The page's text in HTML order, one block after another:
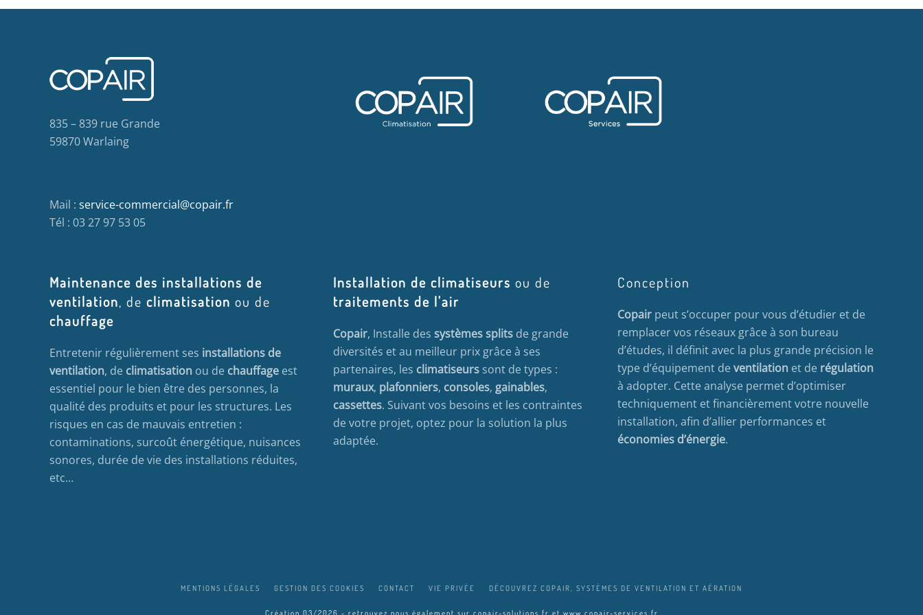
835 – 839 rue Grande
59870 Warlaing
Mail : service-commercial@copair.fr
Tél : 03 27 97 53 05
Maintenance des installations de
ventilation, de climatisation ou de
chauffage
Entretenir régulièrement ses installations de
ventilation, de climatisation ou de chauffage est
essentiel pour le bien être des personnes, la
qualité des produits et pour les structures. Les
risques en cas de mauvais entretien :
contaminations, surcoût énergétique, nuisances
sonores, durée de vie des installations réduites,
etc…
Installation de climatiseurs ou de
traitements de l'air
Copair, Installe des systèmes splits de grande
diversités et au meilleur prix grâce à ses
partenaires, les climatiseurs sont de types :
muraux, plafonniers, consoles, gainables,
cassettes. Suivant vos besoins et les contraintes
de votre projet, optez pour la solution la plus
adaptée.
Conception
Copairpeut s’occuper pour vous d’étudier et de
remplacer vos réseaux grâce à son bureau
d’études, il définit avec la plus grande précision le
type d’équipement deventilationet de régulation
à adopter. Cette analyse permet d’optimiser
techniquement et financièrement votre nouvelle
installation, afin d’allier performances et
économies d’énergie.
MENTIONS LÉGALES GESTION DES COOKIES CONTACT VIE PRIVÉE DÉCOUVREZ COPAIR, SYSTÈMES DE VENTILATION ET AÉRATION